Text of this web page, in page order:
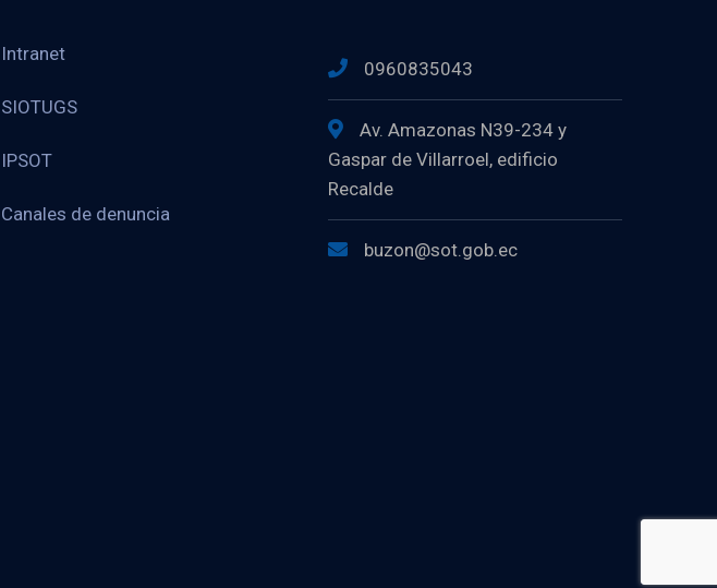
Intranet
SIOTUGS
IPSOT
Canales de denuncia
0960835043
Av. Amazonas N39-234 y
Gaspar de Villarroel, edificio
Recalde
buzon@sot.gob.ec